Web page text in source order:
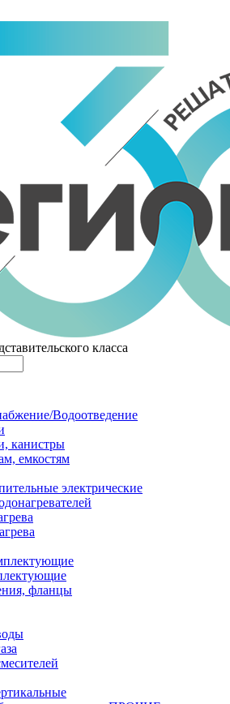
класса
Водоотведение
канистры
емкостям
электрические
фланцы